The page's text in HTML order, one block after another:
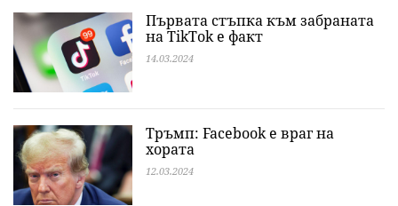
Първата стъпка към забраната
на TikTok е факт
14.03.2024
Тръмп: Facebook е враг на
хората
12.03.2024